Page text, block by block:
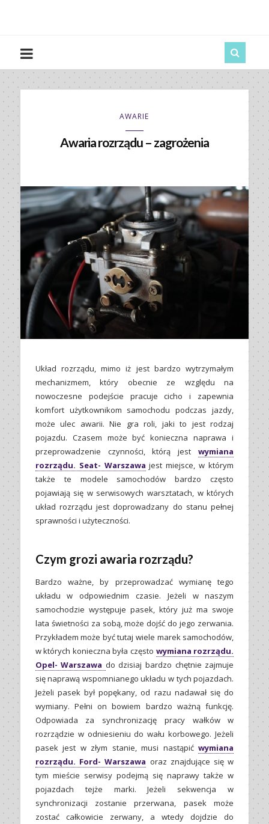
AWARIE
Awaria rozrządu – zagrożenia
Układ rozrządu, mimo iż jest bardzo wytrzymałym
mechanizmem, który obecnie ze względu na
nowoczesne podejście pracuje cicho i zapewnia
komfort użytkownikom samochodu podczas jazdy,
może ulec awarii. Nie gra roli, jaki to jest rodzaj
pojazdu. Czasem może być konieczna naprawa i
przeprowadzenie czynności, którą jestwymiana
rozrządu. Seat- Warszawa jest miejsce, w którym
także te modele samochodów bardzo często
pojawiają się w serwisowych warsztatach, w których
układ rozrządu jest doprowadzany do stanu pełnej
sprawności i użyteczności.
Czym grozi awaria rozrządu?
Bardzo ważne, by przeprowadzać wymianę tego
układu w odpowiednim czasie. Jeżeli w naszym
samochodzie występuje pasek, który już ma swoje
lata świetności za sobą, może dojść do jego zerwania.
Przykładem może być tutaj wiele marek samochodów,
w których konieczna była często wymiana rozrządu.
Opel- Warszawa do dzisiaj bardzo chętnie zajmuje
się naprawą wspomnianego układu w tych pojazdach.
Jeżeli pasek był popękany, od razu nadawał się do
wymiany. Pełni on bowiem bardzo ważną funkcję.
Odpowiada za synchronizację pracy wałków w
rozrządzie w odniesieniu do wału korbowego. Jeżeli
pasek jest w złym stanie, musi nastąpićwymiana
rozrządu. Ford- Warszawa oraz znajdujące się w
tym mieście serwisy podejmą się naprawy także w
pojazdach tejże marki. Jeżeli sekwencja w
synchronizacji zostanie przerwana, pasek może
zostać całkowicie zerwany, a wtedy dojdzie do